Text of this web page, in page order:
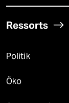
Ressorts
Politik
Öko